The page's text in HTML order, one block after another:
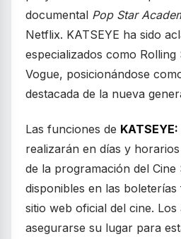
documental Pop Star
Netflix. KATSEYE ha sido
especializados como
Vogue, posicionándose
destacada de la nueva
Las funciones de
realizarán en días y
de la programación del
disponibles en las
sitio web oficial del cine.
asegurarse su lugar para